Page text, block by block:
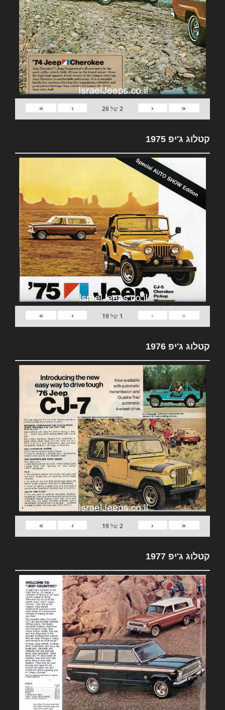
«
‹
2של26
›
»
קטלוג ג'יפ 1975
«
‹
1 של19
›
»
קטלוג ג'יפ 1976
«
‹
2של19
›
»
קטלוג ג'יפ 1977